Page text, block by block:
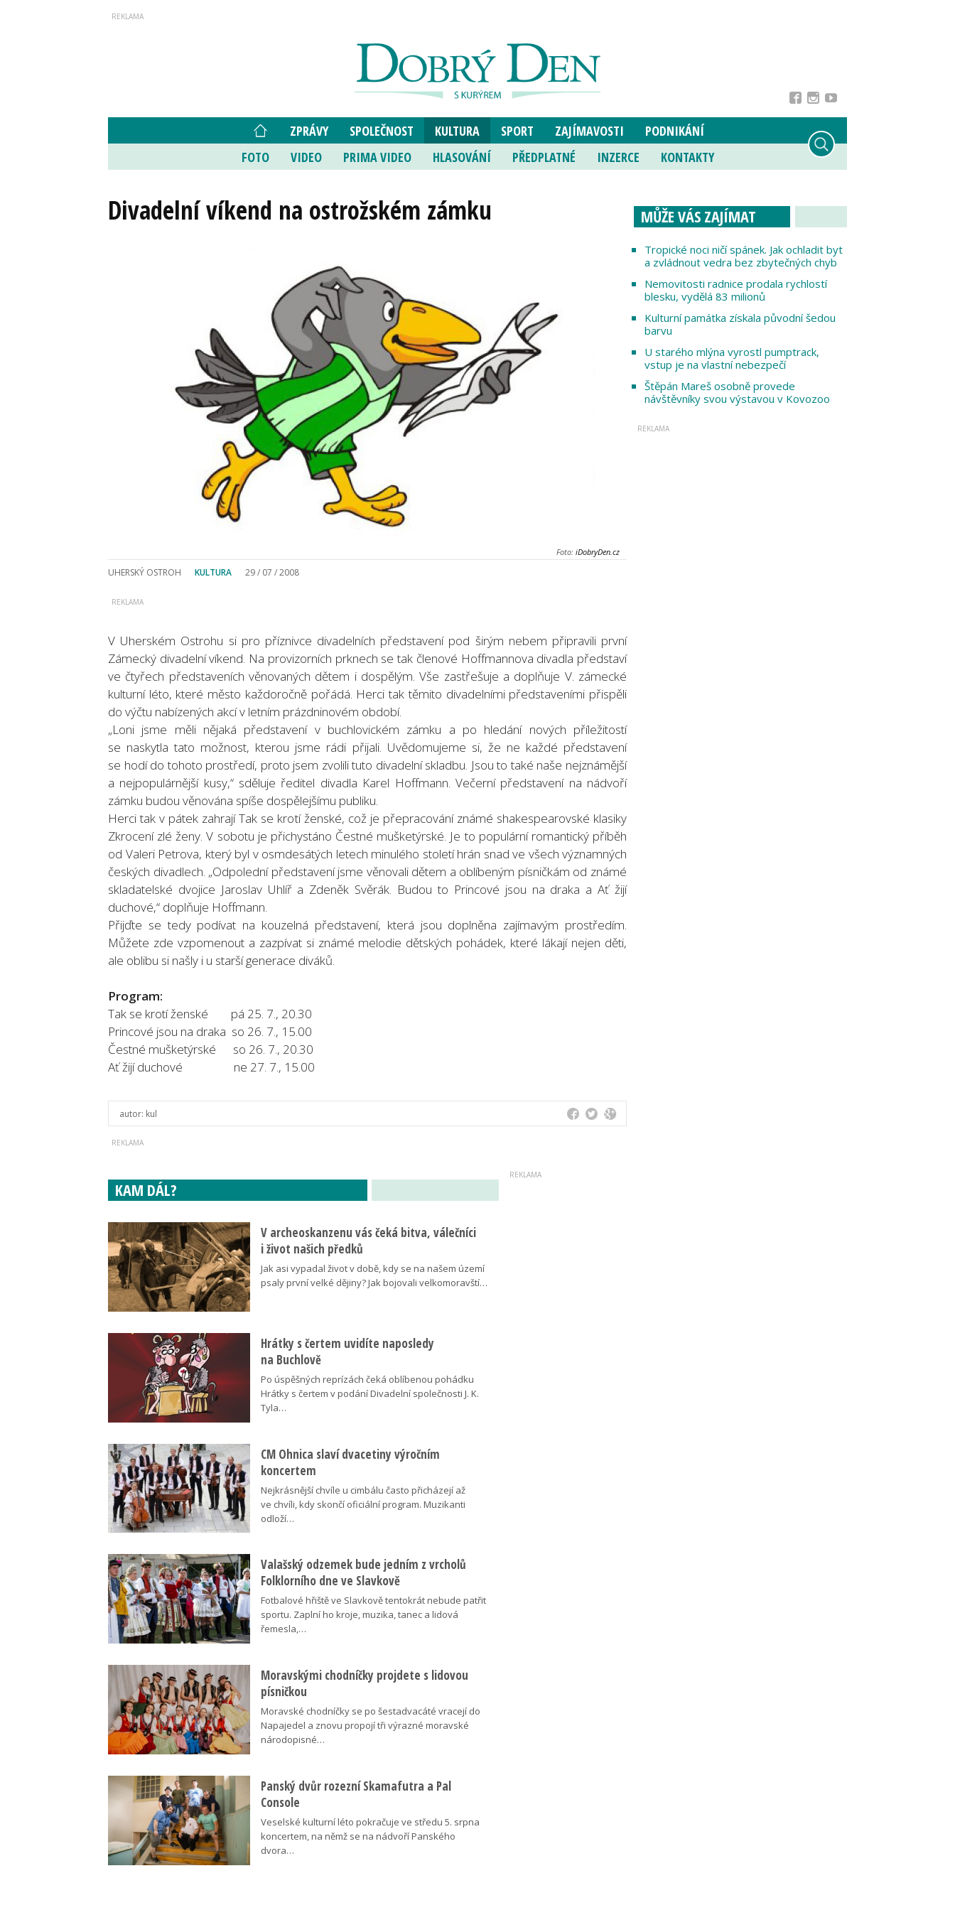
ZPRÁVY SPOLEČNOST KULTURA SPORT ZAJÍMAVOSTI
PODNIKÁNÍ
FOTO
VIDEO PRIMA VIDEO HLASOVÁNÍ PŘEDPLATNÉ INZERCE KONTAKTY
Divadelní víkend na ostrožském zámku
Foto: iDobryDen.cz
UHERSKÝ OSTROH KULTURA 29 / 07 / 2008
V Uherském Ostrohu si pro příznivce divadelních představení pod širým nebem připravili první
Zámecký divadelní víkend. Na provizorních prknech se tak členové Hoffmannova divadla představí
ve čtyřech představeních věnovaných dětem i dospělým. Vše zastřešuje a doplňuje V. zámecké
kulturní léto, které město každoročně pořádá. Herci tak těmito divadelními představeními přispěli
do výčtu nabízených akcí v letním prázdninovém období.
„Loni jsme měli nějaká představení v buchlovickém zámku a po hledání nových příležitostí
se naskytla tato možnost, kterou jsme rádi přijali. Uvědomujeme si, že ne každé představení
se hodí do tohoto prostředí, proto jsem zvolili tuto divadelní skladbu. Jsou to také naše nejznámější
a nejpopulárnější kusy,“ sděluje ředitel divadla Karel Hoffmann. Večerní představení na nádvoří
zámku budou věnována spíše dospělejšímu publiku.
Herci tak v pátek zahrají Tak se krotí ženské, což je přepracování známé shakespearovské klasiky
Zkrocení zlé ženy. V sobotu je přichystáno Čestné mušketýrské. Je to populární romantický příběh
od Valeri Petrova, který byl v osmdesátých letech minulého století hrán snad ve všech významných
českých divadlech. „Odpolední představení jsme věnovali dětem a oblíbeným písničkám od známé
skladatelské dvojice Jaroslav Uhlíř a Zdeněk Svěrák. Budou to Princové jsou na draka a Ať žijí
duchové,“ doplňuje Hoffmann.
Přijďte se tedy podívat na kouzelná představení, která jsou doplněna zajímavým prostředím.
Můžete zde vzpomenout a zazpívat si známé melodie dětských pohádek, které lákají nejen děti,
ale oblibu si našly i u starší generace diváků.
Program:
Tak se krotí ženské pá 25. 7., 20.30
Princové jsou na draka so 26. 7., 15.00
Čestné mušketýrské so 26. 7., 20.30
Ať žijí duchové ne 27. 7., 15.00
autor: kul
MŮŽE VÁS ZAJÍMAT
Tropické noci ničí spánek. Jak ochladit byt
a zvládnout vedra bez zbytečných chyb
Nemovitosti radnice prodala rychlostí
blesku, vydělá 83 milionů
Kulturní památka získala původní šedou
barvu
U starého mlýna vyrostl pumptrack,
vstup je na vlastní nebezpečí
Štěpán Mareš osobně provede
návštěvníky svou výstavou v Kovozoo
KAM DÁL?
V archeoskanzenu vás čeká bitva, válečníci
i život našich předků
Jak asi vypadal život v době, kdy se na našem území
psaly první velké dějiny? Jak bojovali velkomoravští…
Hrátky s čertem uvidíte naposledy
na Buchlově
Po úspěšných reprízách čeká oblíbenou pohádku
Hrátky s čertem v podání Divadelní společnosti J. K.
Tyla…
CM Ohnica slaví dvacetiny výročním
koncertem
Nejkrásnější chvíle u cimbálu často přicházejí až
ve chvíli, kdy skončí oficiální program. Muzikanti
odloží…
Valašský odzemek bude jedním z vrcholů
Folklorního dne ve Slavkově
Fotbalové hřiště ve Slavkově tentokrát nebude patřit
sportu. Zaplní ho kroje, muzika, tanec a lidová
řemesla,…
Moravskými chodníčky projdete s lidovou
písničkou
Moravské chodníčky se po šestadvacáté vracejí do
Napajedel a znovu propojí tři výrazné moravské
národopisné…
Panský dvůr rozezní Skamafutra a Pal
Console
Veselské kulturní léto pokračuje ve středu 5. srpna
koncertem, na němž se na nádvoří Panského
dvora…